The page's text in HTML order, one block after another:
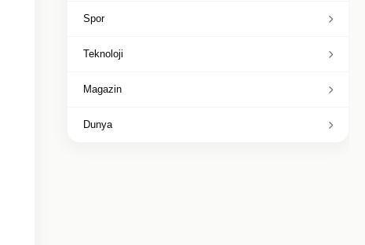
Spor
Teknoloji
Magazin
Dunya